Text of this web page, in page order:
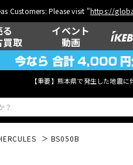
Customers: Please visit "https://
買取
イベント
動画
【重要】熊本県で発生した地震
BS050B